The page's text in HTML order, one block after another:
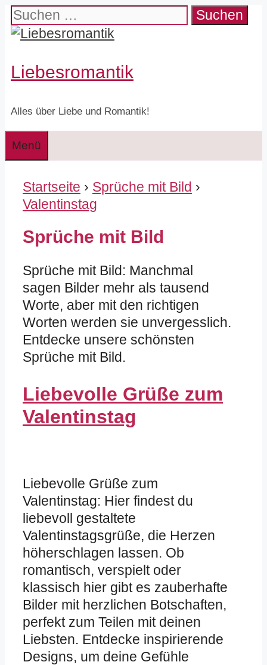
Zum
Inhalt
Suchen
nach:
Liebesromantik
Alles über Liebe und Romantik!
Menü
Startseite › Sprüche mit Bild ›
Valentinstag
Sprüche mit Bild
Sprüche mit Bild: Manchmal
sagen Bilder mehr als tausend
Worte, aber mit den richtigen
Worten werden sie unvergesslich.
Entdecke unsere schönsten
Sprüche mit Bild.
Liebevolle Grüße zum
Valentinstag
Liebevolle Grüße zum
Valentinstag: Hier findest du
liebevoll gestaltete
Valentinstagsgrüße, die Herzen
höherschlagen lassen. Ob
romantisch, verspielt oder
klassisch hier gibt es zauberhafte
Bilder mit herzlichen Botschaften,
perfekt zum Teilen mit deinen
Liebsten. Entdecke inspirierende
Designs, um deine Gefühle